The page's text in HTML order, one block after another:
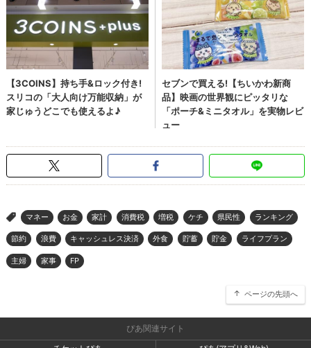
> マネー お金 家計 消費税 増税 ケチ 県民性 ランキング
節約 浪費 キャッシュレス決済 外食 貯蓄 貯金 ライフプラン
主婦 家事 FP
ページの先頭へ
ぴあ関連サイト